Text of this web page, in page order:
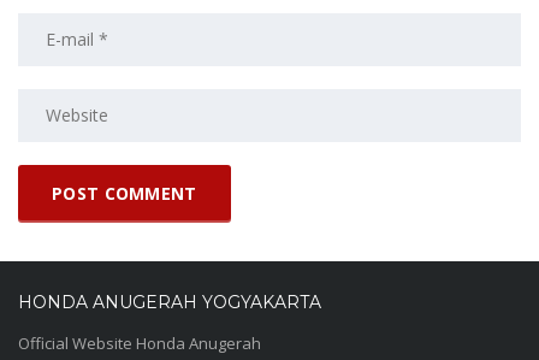
HONDA ANUGERAH YOGYAKARTA
Official Website Honda Anugerah